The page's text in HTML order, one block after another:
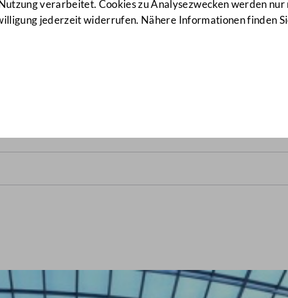
verarbeitet. Cookies zu Analysezwecken werden nur
jederzeit widerrufen. Nähere Informationen finden
März 1979